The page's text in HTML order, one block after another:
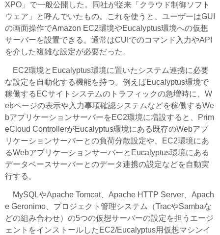
XPO」で一般公開した。同社が従来「クラウド制御ソフト
ウェア」と呼んでいたもの。これを使うと、ユーザーはGUI
の画面操作でAmazon EC2環境やEucalyptus環境への仮想
サーバーを設置できる。通常はCUIでのコマンド入力やAPI
を介した複雑な設定が必要だった。
EC2環境とEucalyptus環境に置いたシステム連携に必要
な設定を自動化する機能を持つ。例えばEucalyptus環境で
稼働するECサイトシステムのトラフィックの急増時に、W
ebページの表示や入力事項確認システムなどを稼働するWe
bアプリケーションサーバーをEC2環境に増設すると、Prim
eCloud ControllerがEucalyptus環境にある既存のWebアプ
リケーションサーバーとの負荷分散設定や、EC2環境にあ
るWebアプリケーションサーバーとEucalyptus環境にある
データベースサーバーとのデータ連携の設定などを自動実
行する。
MySQLやApache Tomcat、Apache HTTP Server、Apach
e Geronimo、プロジェクト管理システム（TracやSambaな
どの組み合わせ）の5つの仮想サーバーの設定を担うエージ
ェントをインストールしたEC2/Eucalyptus用仮想マシンイ